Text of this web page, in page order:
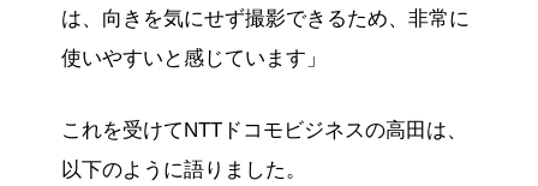
は、向きを気にせず撮影できるため、非常に
使いやすいと感じています」
これを受けてNTTドコモビジネスの高田は、
以下のように語りました。